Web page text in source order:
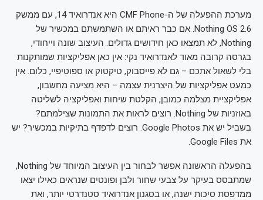
מערכת ההפעלה של ה-CMF Phone היא אנדרואיד 14, עם ממשק
Nothing OS 2.6. אם כבר ראיתם או השתמשתם במכשיר של
Nothing, לא תמצאו כאן חידושים גדולים. העיצוב שונה וייחודי,
בגרסה קרובה מאוד לאנדרואיד נקי: אין כאן אפליקציות שמותקנות
בלי לשאול אתכם – גם לא פייסבוק, טיקטוק או ספוטיפיי, כלום. אין
כמעט אפליקציות של היצרנית עצמה – היא מציעה מחשבון,
אפליקציית מצלמה כמובן, הקלטת שיחות ואפליקציה לשליטה
באוזניות של Nothing. רוצים לראות את התמונות שצילמתם?
בשביל יש את Google Photos. רוצים לדפדף בתיקיות במכשיר? יש
את Google Files.
בהפעלה הראשונה אפשר לבחור בין העיצוב המיוחד של Nothing,
שמתבסס בעיקר על צבעי שחור ולבן ופונטים שנראים כאילו יצאו
ממדפסת סיכות ישנה, או בסגנון אנדרואיד סטנדרטי יותר, ואת